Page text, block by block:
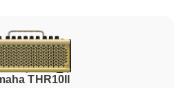
THR10II